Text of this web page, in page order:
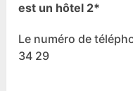
est un hôtel 2*
Le numéro de
34 29